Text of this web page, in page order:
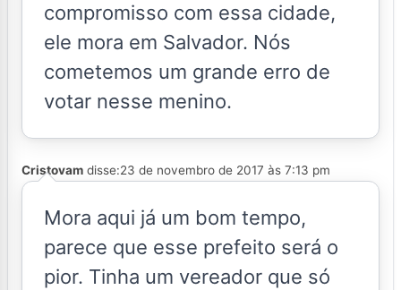
compromisso com essa cidade,
ele mora em Salvador. Nós
cometemos um grande erro de
votar nesse menino.
Cristovam disse:23 de novembro de 2017 às 7:13 pm
Mora aqui já um bom tempo,
parece que esse prefeito será o
pior. Tinha um vereador que só